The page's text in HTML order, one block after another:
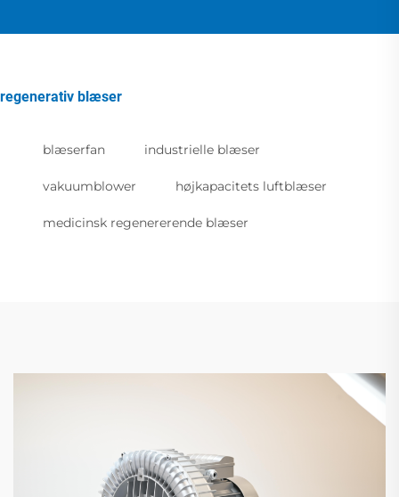
regenerativ blæser
blæserfan industrielle blæser
vakuumblower højkapacitets luftblæser
medicinsk regenererende blæser